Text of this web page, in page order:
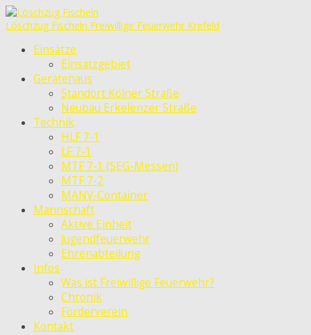
Löschzug Fischeln Freiwillige Feuerwehr Krefeld
Einsätze
Einsatzgebiet
Gerätehaus
Standort Kölner Straße
Neubau Erkelenzer Straße
Technik
HLF 7-1
LF 7-1
MTF 7-1 (SEG-Messen)
MTF 7-2
MANV-Container
Mannschaft
Aktive Einheit
Jugendfeuerwehr
Ehrenabteilung
Infos
Was ist Freiwillige Feuerwehr?
Chronik
Förderverein
Kontakt